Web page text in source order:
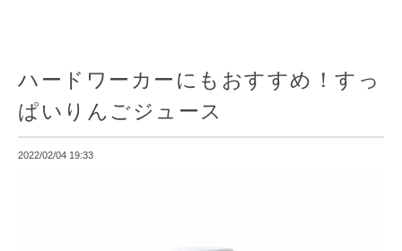
ハードワーカーにもおすすめ！すっ
ぱいりんごジュース
2022/02/04 19:33